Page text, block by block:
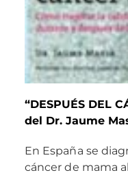
“DESPUÉS DEL
del Dr. Jaume
En España se
cáncer de mama